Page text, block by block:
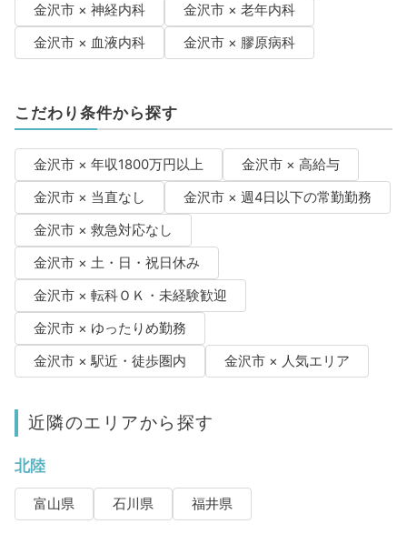
金沢市 × 神経内科
金沢市 × 老年内科
金沢市 × 血液内科
金沢市 × 膠原病科
こだわり条件から探す
金沢市 × 年収1800万円以上
金沢市 × 高給与
金沢市 × 当直なし
金沢市 × 週4日以下の常勤勤務
金沢市 × 救急対応なし
金沢市 × 土・日・祝日休み
金沢市 × 転科ＯＫ・未経験歓迎
金沢市 × ゆったりめ勤務
金沢市 × 駅近・徒歩圏内
金沢市 × 人気エリア
近隣のエリアから探す
北陸
富山県 石川県 福井県